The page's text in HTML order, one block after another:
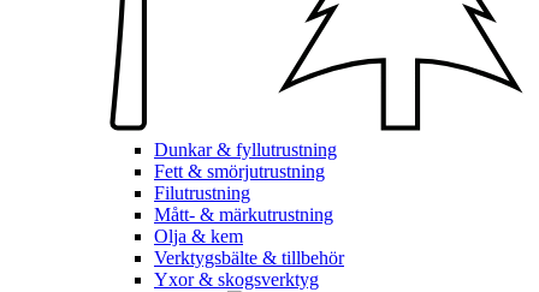
Dunkar & fyllutrustning
Fett & smörjutrustning
Filutrustning
Mått- & märkutrustning
Olja & kem
Verktygsbälte & tillbehör
Yxor & skogsverktyg